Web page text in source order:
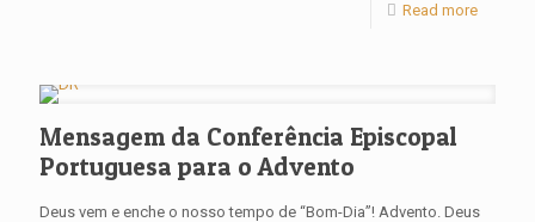
Read more
Mensagem da Conferência Episcopal
Portuguesa para o Advento
Deus vem e enche o nosso tempo de “Bom-Dia”! Advento. Deus